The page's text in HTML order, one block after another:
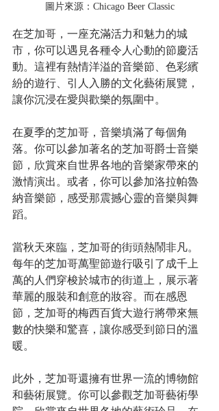
圖片來源：Chicago Beer Classic
在芝加哥，一座充滿活力和魅力的城
市，你可以遇見各種令人心動的節慶活
動。這裡有熱情洋溢的音樂節、色彩繽
紛的遊行、引人入勝的文化藝術展覽，
讓你沉浸在愛與歡樂的氛圍中。
在夏季的芝加哥，音樂填滿了每個角
落。你可以參加著名的芝加哥爵士音樂
節，欣賞來自世界各地的音樂家帶來的
激情演出。或者，你可以參加洛拉帕魯
納音樂節，感受那震撼心靈的音樂與舞
蹈。
當秋天來臨，芝加哥的街頭熱鬧非凡。
每年的芝加哥萬聖節遊行吸引了成千上
萬的人們穿梭於城市的街道上，展示著
華麗的服裝和創意的妝容。而在感恩
節，芝加哥的梅西百貨大遊行將帶來無
數的快樂和驚喜，讓你感受到節日的溫
暖。
此外，芝加哥還擁有世界一流的博物館
和藝術展覽。你可以參觀芝加哥藝術學